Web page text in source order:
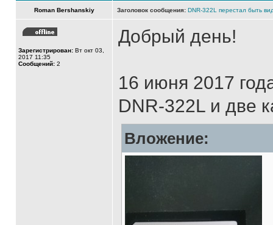
Roman Bershanskiy Заголовок сообщения: DNR-322L перестал быть
Зарегистрирован: Вт окт 03,
2017 11:35
Сообщений: 2
Добрый день!
16 июня 2017
DNR-322L и две
Вложение: